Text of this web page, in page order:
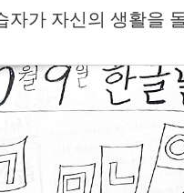
자가 자신의 생활을